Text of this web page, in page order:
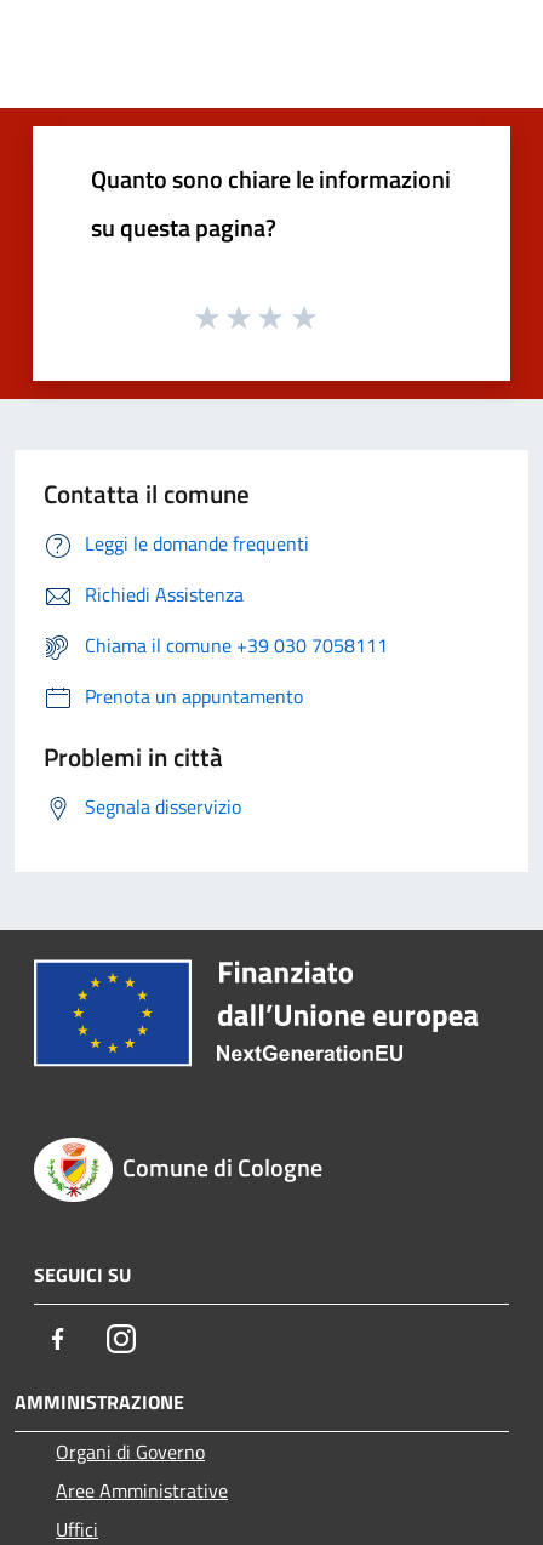
Quanto sono chiare le informazioni
su questa pagina?
Contatta il comune
Leggi le domande frequenti
Richiedi Assistenza
Chiama il comune +39 030 7058111
Prenota un appuntamento
Problemi in città
Segnala disservizio
Comune di Cologne
SEGUICI SU
FacebookInstagram
AMMINISTRAZIONE
Organi di Governo
Aree Amministrative
Uffici